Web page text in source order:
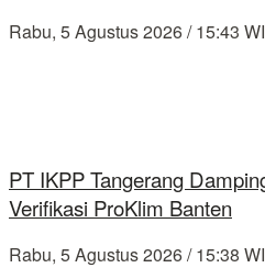
Rabu, 5 Agustus 2026 / 15:43
PT IKPP Tangerang
Verifikasi ProKlim Banten
Rabu, 5 Agustus 2026 / 15:38